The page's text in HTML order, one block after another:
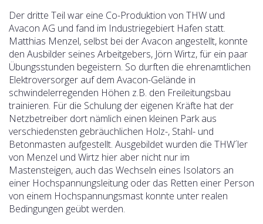
Der dritte Teil war eine Co-Produktion von THW und
Avacon AG und fand im Industriegebiert Hafen statt.
Matthias Menzel, selbst bei der Avacon angestellt, konnte
den Ausbilder seines Arbeitgebers, Jörn Wirtz, für ein paar
Übungsstunden begeistern. So durften die ehrenamtlichen
Elektroversorger auf dem Avacon-Gelände in
schwindelerregenden Höhen z.B. den Freileitungsbau
trainieren. Für die Schulung der eigenen Kräfte hat der
Netzbetreiber dort nämlich einen kleinen Park aus
verschiedensten gebräuchlichen Holz-, Stahl- und
Betonmasten aufgestellt. Ausgebildet wurden die THW´ler
von Menzel und Wirtz hier aber nicht nur im
Mastensteigen, auch das Wechseln eines Isolators an
einer Hochspannungsleitung oder das Retten einer Person
von einem Hochspannungsmast konnte unter realen
Bedingungen geübt werden.